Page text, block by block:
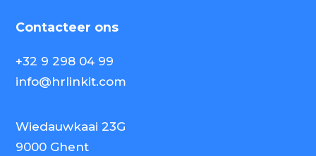
Contacteer ons
+32 9 298 04 99
info@hrlinkit.com
Wiedauwkaai 23G
9000 Ghent